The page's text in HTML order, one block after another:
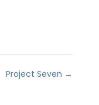
Project Seven →